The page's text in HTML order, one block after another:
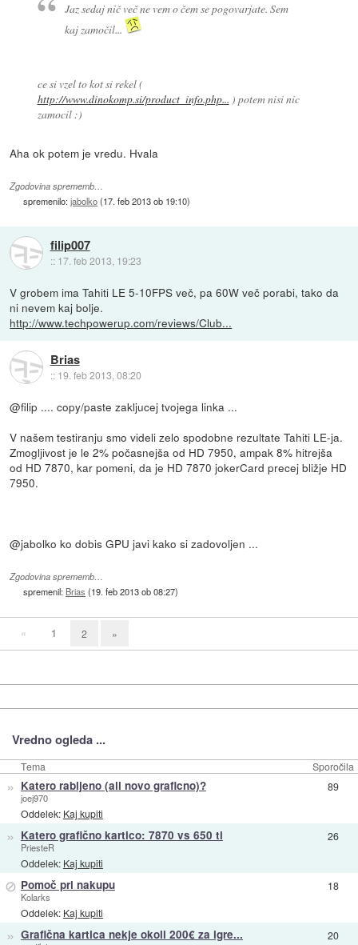
Jaz sedaj nič več ne vem o čem se pogovarjate. Sem
kaj zamočil...
ce si vzel to kot si rekel (
http://www.dinokomp.si/product_info.php... ) potem nisi nic
zamocil :)
Aha ok potem je vredu. Hvala
Zgodovina sprememb…
spremenilo:jabolko(17. feb 2013 ob 19:10)
filip007
:: 17. feb 2013, 19:23
V grobem ima Tahiti LE 5-10FPS več, pa 60W več porabi, tako da
ni nevem kaj bolje.
http://www.techpowerup.com/reviews/Club...
Brias
:: 19. feb 2013, 08:20
@filip .... copy/paste zakljucej tvojega linka ...
V našem testiranju smo videli zelo spodobne rezultate Tahiti LE-ja.
Zmogljivost je le 2% počasnejša od HD 7950, ampak 8% hitrejša
od HD 7870, kar pomeni, da je HD 7870 jokerCard precej bližje HD
7950.
@jabolko ko dobis GPU javi kako si zadovoljen ...
Zgodovina sprememb…
spremenil: Brias (19. feb 2013 ob 08:27)
« 1 2 »
Vredno ogleda ...
Tema Sporočila
» Katero rabljeno (ali novo graficno)?
joej970
Oddelek: Kaj kupiti
89
» Katero grafično kartico: 7870 vs 650 ti
PriesteR
Oddelek: Kaj kupiti
26
⊘ Pomoč pri nakupu
Kolarks
Oddelek: Kaj kupiti
18
» Grafična kartica nekje okoli 200€ za igre... 20